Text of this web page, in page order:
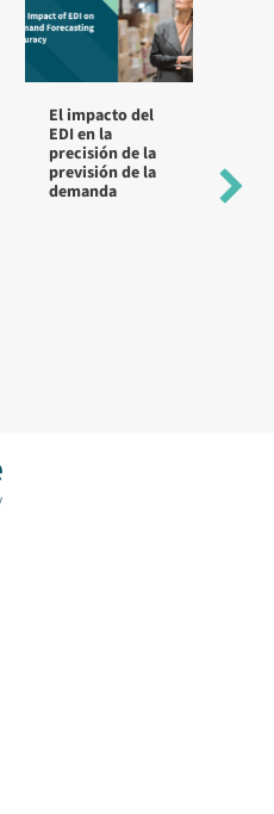
El impacto del
EDI en la
precisión de la
previsión de la
demanda